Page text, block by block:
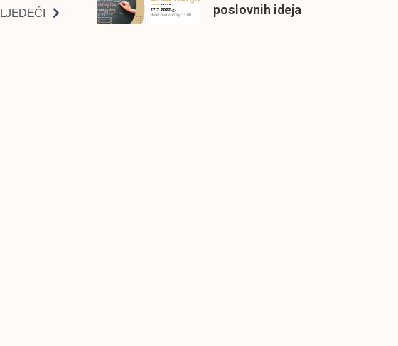
poslovnih ideja